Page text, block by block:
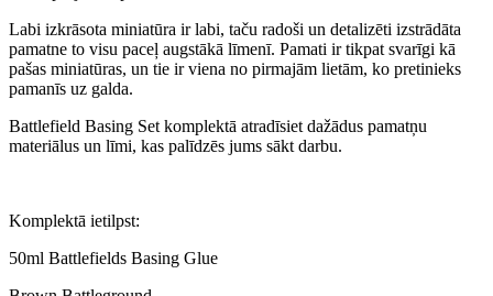
Labi izkrāsota miniatūra ir labi, taču radoši un detalizēti izstrādāta
pamatne to visu paceļ augstākā līmenī. Pamati ir tikpat svarīgi kā
pašas miniatūras, un tie ir viena no pirmajām lietām, ko pretinieks
pamanīs uz galda.
Battlefield Basing Set komplektā atradīsiet dažādus pamatņu
materiālus un līmi, kas palīdzēs jums sākt darbu.
Komplektā ietilpst:
50ml Battlefields Basing Glue